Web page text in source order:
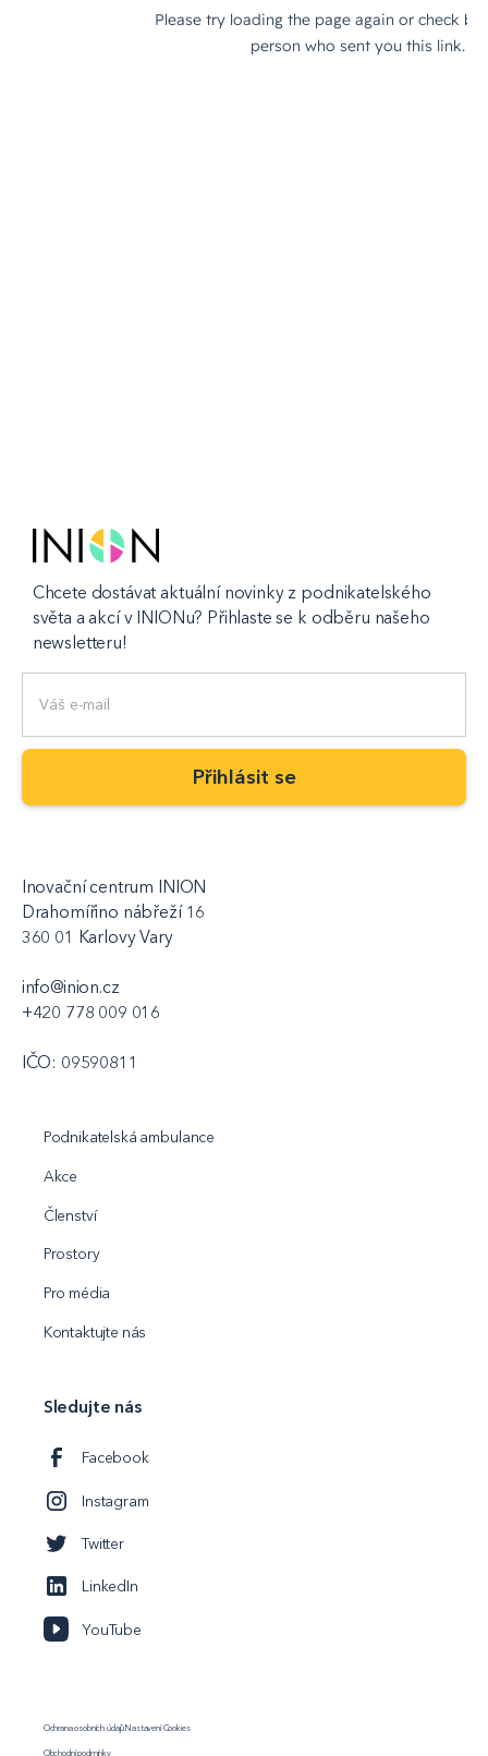
Chcete dostávat aktuální novinky z podnikatelského
světa a akcí v INIONu? Přihlaste se k odběru našeho
newsletteru!
Inovační centrum INION
Drahomířino nábřeží 16
360 01 Karlovy Vary
info@inion.cz
+420 778 009 016
IČO: 09590811
Podnikatelská ambulance
Akce
Členství
Prostory
Pro média
Kontaktujte nás
Sledujte nás
Facebook
Instagram
Twitter
LinkedIn
YouTube
Ochrana osobních údajů
Obchodní podmínky
Nastavení Cookies